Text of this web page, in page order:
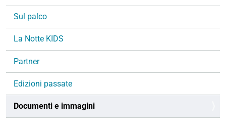
a
i
n
Sul palco
La Notte KIDS
Partner
Edizioni passate
Documenti e immagini